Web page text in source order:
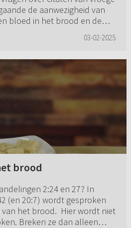
de aanwezigheid van
bloed in het brood en de
dit onde...
03-02-2025
brood
2:24 en 27? In
(en 20:7) wordt gesproken
het brood. Hier wordt niet
Breken ze dan alleen